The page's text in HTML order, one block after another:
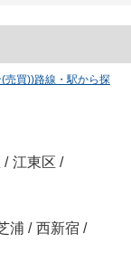
売買))路線・駅から探
/ 江東区 /
浦 / 西新宿 /